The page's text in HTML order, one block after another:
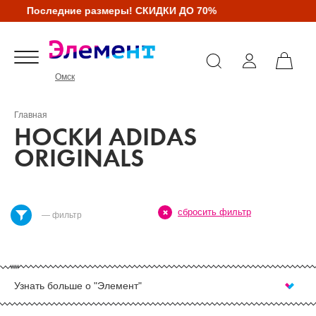
Последние размеры! СКИДКИ ДО 70%
Омск
Главная
НОСКИ ADIDAS
ORIGINALS
— фильтр сбросить фильтр
Узнать больше о "Элемент"